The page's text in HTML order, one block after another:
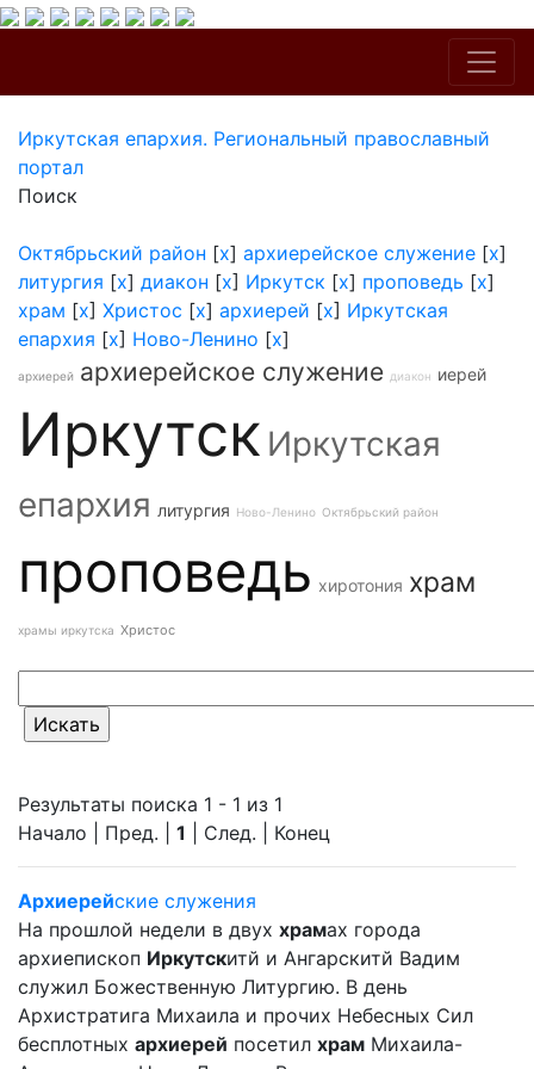
Иркутская епархия. Региональный православный
портал
Поиск
Октябрьский район [x] архиерейское служение [x]
литургия [x] диакон [x] Иркутск [x] проповедь [x]
храм [x] Христос [x] архиерей [x] Иркутская
епархия [x] Ново-Ленино [x]
архиерей архиерейское служение диакон иерей
Иркутск Иркутская
епархия литургия Ново-Ленино Октябрьский район
проповедь хиротония храм
храмы иркутска Христос
Результаты поиска 1 - 1 из 1
Начало | Пред. | 1 | След. | Конец
Архиерейские служения
На прошлой недели в двух храмах города
архиепископ Иркутскитй и Ангарскитй Вадим
служил Божественную Литургию. В день
Архистратига Михаила и прочих Небесных Сил
бесплотных архиерей посетил храм Михаила-